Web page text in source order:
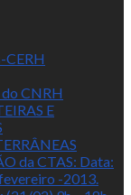
CNRH
E
da CTAS: Data:
-2013.